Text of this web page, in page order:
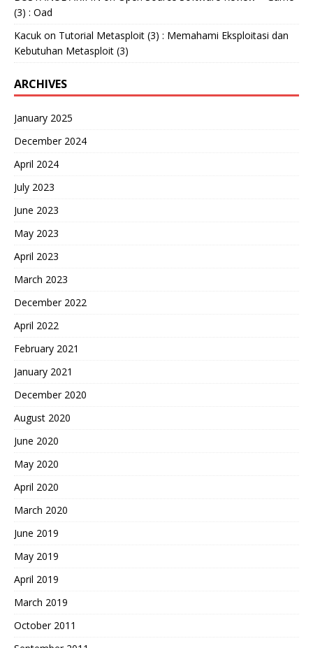
(3) : Oad
Kacuk on Tutorial Metasploit (3) : Memahami Eksploitasi dan
Kebutuhan Metasploit (3)
ARCHIVES
January 2025
December 2024
April 2024
July 2023
June 2023
May 2023
April 2023
March 2023
December 2022
April 2022
February 2021
January 2021
December 2020
August 2020
June 2020
May 2020
April 2020
March 2020
June 2019
May 2019
April 2019
March 2019
October 2011